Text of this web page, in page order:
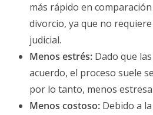
más rápido en
divorcio, ya que no
judicial.
Menos estrés: Dado que
acuerdo, el proceso suele
por lo tanto, menos
Menos costoso: Debido a